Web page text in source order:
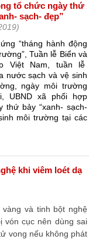
tổ chức ngày thứ
sạch- đẹp”
“tháng hành động
Tuần lễ Biển và
Việt Nam, tuần lễ
nước sạch và vệ sinh
ngày môi trường
UBND xã phối hợp
thứ bảy “xanh- sạch-
môi trường tại các
khi viêm loét dạ
và tinh bột nghệ
vón cục nên dùng sai
vong nếu không phát